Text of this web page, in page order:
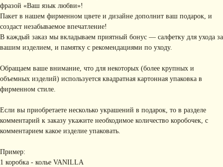
фразой «Ваш язык любви»!
Пакет в нашем фирменном цвете и дизайне дополнит ваш подарок, и
создаст незабываемое впечатление!
В каждый заказ мы вкладываем приятный бонус — салфетку для ухода за
вашим изделием, и памятку с рекомендациями по уходу.
Обращаем ваше внимание, что для некоторых (более крупных и
объемных изделий) используется квадратная картонная упаковка в
фирменном стиле.
Если вы приобретаете несколько украшений в подарок, то в разделе
комментарий к заказу укажите необходимое количество коробочек, с
комментарием какое изделие упаковать.
Пример:
1 коробка - колье VANILLA